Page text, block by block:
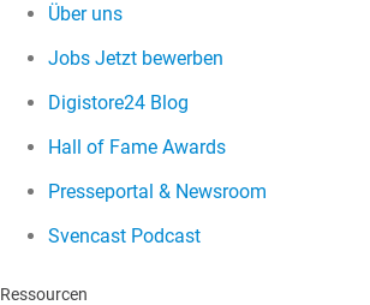
Über uns
Jobs Jetzt bewerben
Digistore24 Blog
Hall of Fame Awards
Presseportal & Newsroom
Svencast Podcast
Ressourcen